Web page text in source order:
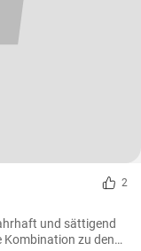
2
und sättigend
Kombination zu den